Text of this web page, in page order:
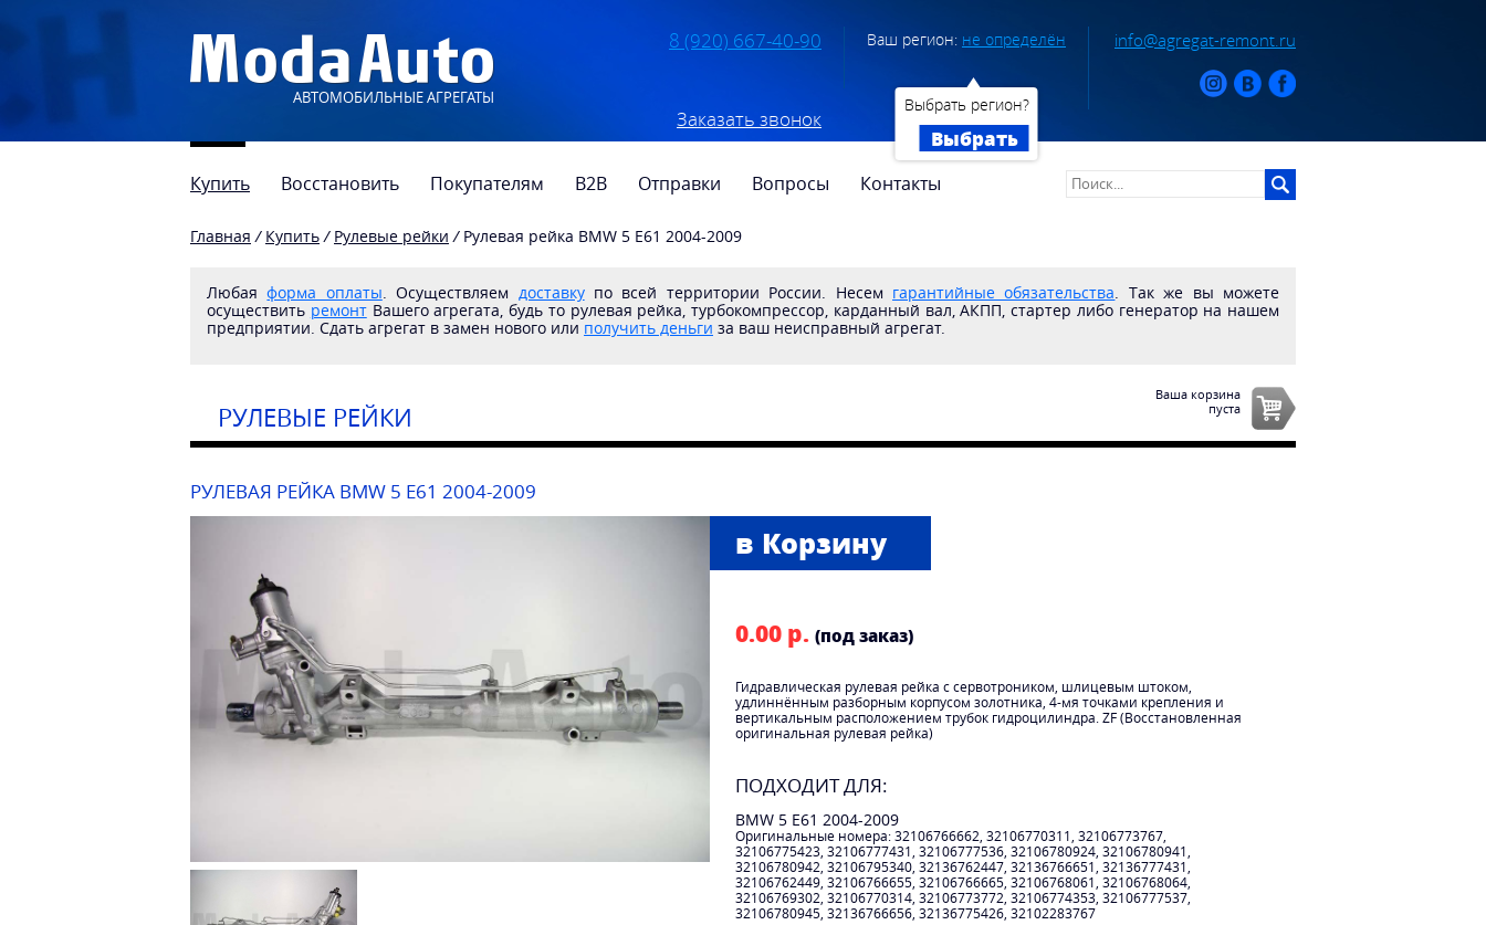
АВТОМОБИЛЬНЫЕ АГРЕГАТЫ
8 (920) 667-40-90
Заказать звонок
Ваш регион: не определён
Выбрать регион?
Выбрать
info@agregat-remont.ru
Купить Восстановить Покупателям B2B Отправки Вопросы Контакты
Главная / Купить / Рулевые рейки / Рулевая рейка BMW 5 E61 2004-2009
Любаяформа оплаты. Осуществляем доставкупо всей территории России. Несем гарантийные обязательства. Так же вы можете
осуществить ремонтВашего агрегата, будь то рулевая рейка, турбокомпрессор, карданный вал, АКПП, стартер либо генератор на нашем
предприятии. Сдать агрегат в замен нового или получить деньги за ваш неисправный агрегат.
РУЛЕВЫЕ РЕЙКИ
Ваша корзина
пуста
РУЛЕВАЯ РЕЙКА BMW 5 E61 2004-2009
0.00 р. (под заказ)
Гидравлическая рулевая рейка с сервотроником, шлицевым штоком,
удлиннённым разборным корпусом золотника, 4-мя точками крепления и
вертикальным расположением трубок гидроцилиндра. ZF (Восстановленная
оригинальная рулевая рейка)
ПОДХОДИТ ДЛЯ:
BMW 5 E61 2004-2009
Оригинальные номера: 32106766662, 32106770311, 32106773767,
32106775423, 32106777431, 32106777536, 32106780924, 32106780941,
32106780942, 32106795340, 32136762447, 32136766651, 32136777431,
32106762449, 32106766655, 32106766665, 32106768061, 32106768064,
32106769302, 32106770314, 32106773772, 32106774353, 32106777537,
32106780945, 32136766656, 32136775426, 32102283767